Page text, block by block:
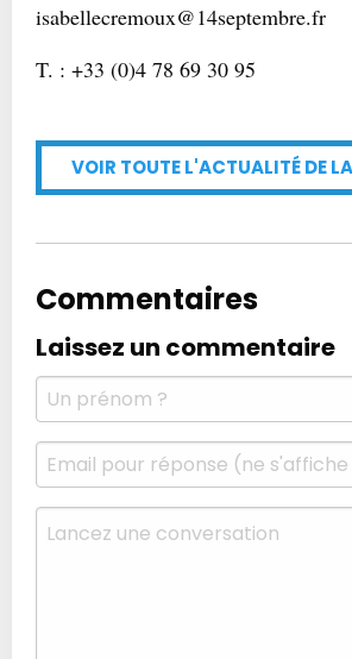
isabellecremoux@14septembre.fr
T. : +33 (0)4 78 69 30 95
VOIR TOUTE L'ACTUALITÉ DE
Commentaires
Laissez un commentaire